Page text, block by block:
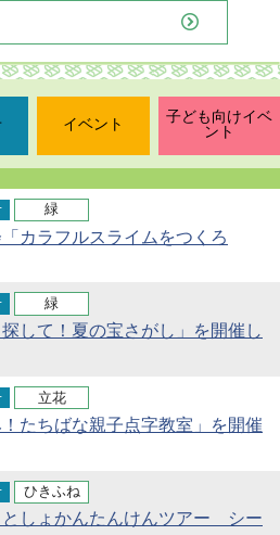
イベント
子ども向けイベ
ント
緑
カラフルスライムをつくろ
緑
して！夏の宝さがし」を開催し
立花
たちばな親子点字教室」を開催
ひきふね
としょかんたんけんツアー シー